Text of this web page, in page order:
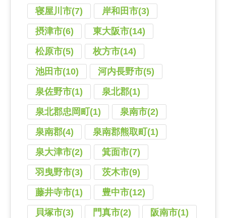
寝屋川市(7)
岸和田市(3)
摂津市(6)
東大阪市(14)
松原市(5)
枚方市(14)
池田市(10)
河内長野市(5)
泉佐野市(1)
泉北郡(1)
泉北郡忠岡町(1)
泉南市(2)
泉南郡(4)
泉南郡熊取町(1)
泉大津市(2)
箕面市(7)
羽曳野市(3)
茨木市(9)
藤井寺市(1)
豊中市(12)
貝塚市(3)
門真市(2)
阪南市(1)